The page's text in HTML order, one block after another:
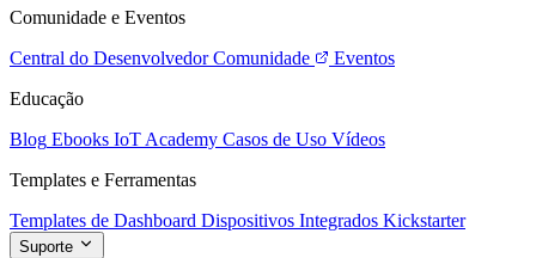
Comunidade e Eventos
Central do Desenvolvedor Comunidade
Eventos
Educação
Blog Ebooks IoT Academy Casos de Uso Vídeos
Templates e Ferramentas
Templates de Dashboard Dispositivos Integrados Kickstarter
Suporte